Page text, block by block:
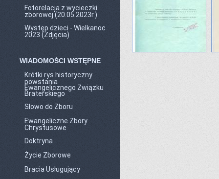
Fotorelacja z wycieczki
zborowej (20.05.2023r.)
Występ dzieci - Wielkanoc
2023 (Zdjęcia)
WIADOMOŚCI WSTĘPNE
Krótki rys historyczny
powstania
Ewangelicznego Związku
Braterskiego
Słowo do Zboru
Ewangeliczne Zbory
Chrystusowe
Doktryna
Życie Zborowe
Bracia Usługujący